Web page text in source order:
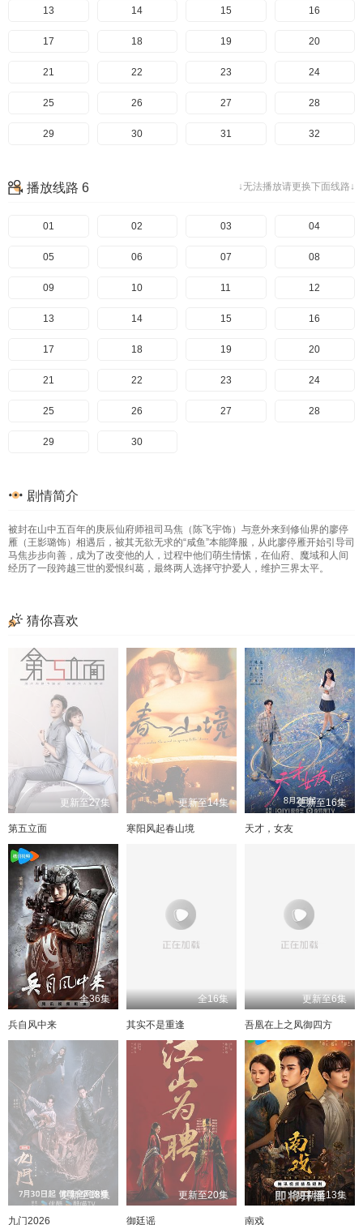
13 14 15 16
17 18 19 20
21 22 23 24
25 26 27 28
29 30 31 32
↓无法播放请更换下面线路↓
播放线路 6
01 02 03 04
05 06 07 08
09 10 11 12
13 14 15 16
17 18 19 20
21 22 23 24
25 26 27 28
29 30
剧情简介
被封在山中五百年的庚辰仙府师祖司马焦（陈飞宇饰）与意外来到修仙界的廖停
雁（王影璐饰）相遇后，被其无欲无求的“咸鱼”本能降服，从此廖停雁开始引导司
马焦步步向善，成为了改变他的人，过程中他们萌生情愫，在仙府、魔域和人间
经历了一段跨越三世的爱恨纠葛，最终两人选择守护爱人，维护三界太平。
猜你喜欢
更新至27集
第五立面
更新至14集
寒阳风起春山境
更新至16集
天才，女友
全36集
兵自风中来
全16集
其实不是重逢
更新至6集
吾凰在上之凤御四方
更新至18集
九门2026
更新至20集
御廷谣
更新至13集
南戏